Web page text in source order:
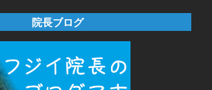
院長ブログ